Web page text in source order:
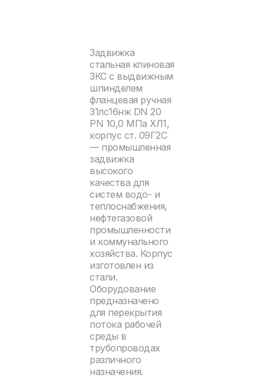
Задвижка
стальная клиновая
ЗКС с выдвижным
шпинделем
фланцевая ручная
31лс16нж DN 20
PN 10,0 МПа ХЛ1,
корпус ст. 09Г2С
— промышленная
задвижка
высокого
качества для
систем водо- и
теплоснабжения,
нефтегазовой
промышленности
и коммунального
хозяйства. Корпус
изготовлен из
стали.
Оборудование
предназначено
для перекрытия
потока рабочей
среды в
трубопроводах
различного
назначения.